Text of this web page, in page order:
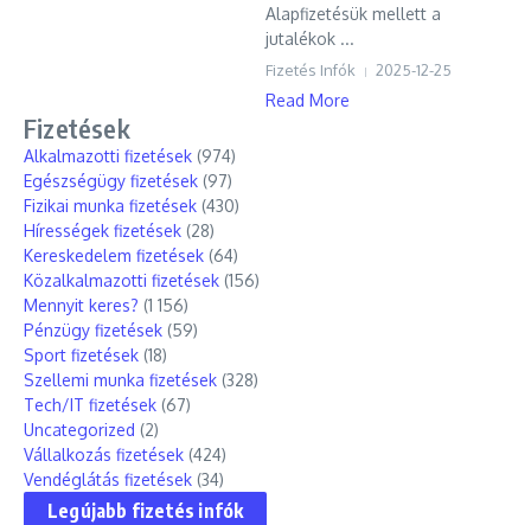
Alapfizetésük mellett a
jutalékok ...
Fizetés Infók 2025-12-25
Read More
Fizetések
Alkalmazotti fizetések (974)
Egészségügy fizetések (97)
Fizikai munka fizetések (430)
Hírességek fizetések (28)
Kereskedelem fizetések (64)
Közalkalmazotti fizetések (156)
Mennyit keres? (1 156)
Pénzügy fizetések (59)
Sport fizetések (18)
Szellemi munka fizetések (328)
Tech/IT fizetések (67)
Uncategorized (2)
Vállalkozás fizetések (424)
Vendéglátás fizetések (34)
Legújabb fizetés infók